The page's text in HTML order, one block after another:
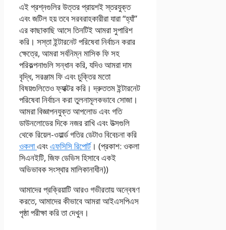
এই প্রশ্নগুলির উত্তর প্রায়শই স্তরযুক্ত
এবং জটিল হয় তবে সরবরাহকারীরা যারা “হ্যাঁ”
এর কাছাকাছি আসে তিনটিই আমরা সুপারিশ
করি। সস্তা ইন্টারনেট পরিষেবা নির্বাচন করার
ক্ষেত্রে, আমরা সর্বনিম্ন মাসিক ফি সহ
পরিকল্পনাগুলি সন্ধান করি, যদিও আমরা দাম
বৃদ্ধি, সরঞ্জাম ফি এবং চুক্তির মতো
বিষয়গুলিতেও ফ্যাক্টর করি। দ্রুততম ইন্টারনেট
পরিষেবা নির্বাচন করা তুলনামূলকভাবে সোজা।
আমরা বিজ্ঞাপনযুক্ত আপলোড এবং গতি
ডাউনলোডের দিকে নজর রাখি এবং উত্সগুলি
থেকে রিয়েল-ওয়ার্ল্ড গতির ডেটাও বিবেচনা করি
ওকলাএবংএফসিসি রিপোর্ট। (প্রকাশ: ওকলা
সিএনইটি, জিফ ডেভিস হিসাবে একই
অভিভাবক সংস্থার মালিকানাধীন))
আমাদের প্রক্রিয়াটি আরও গভীরতায় অন্বেষণ
করতে, আমাদের কীভাবে আমরা আইএসপিএস
পৃষ্ঠা পরীক্ষা করি তা দেখুন।